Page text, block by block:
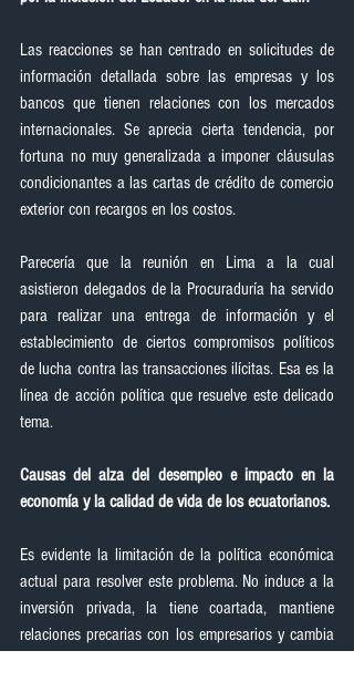
Las reacciones se han centrado en solicitudes de
información detallada sobre las empresas y los
bancos que tienen relaciones con los mercados
internacionales. Se aprecia cierta tendencia, por
fortuna no muy generalizada a imponer cláusulas
condicionantes a las cartas de crédito de comercio
exterior con recargos en los costos.
Parecería que la reunión en Lima a la cual
asistieron delegados de la Procuraduría ha servido
para realizar una entrega de información y el
establecimiento de ciertos compromisos políticos
de lucha contra las transacciones ilícitas. Esa es la
línea de acción política que resuelve este delicado
tema.
Causas del alza del desempleo e impacto en la
economía y la calidad de vida de los ecuatorianos.
Es evidente la limitación de la política económica
actual para resolver este problema. No induce a la
inversión privada, la tiene coartada, mantiene
relaciones precarias con los empresarios y cambia